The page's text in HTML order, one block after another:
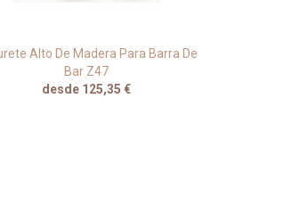
Alto De Madera Para Barra De
Bar Z47
desde 125,35 €